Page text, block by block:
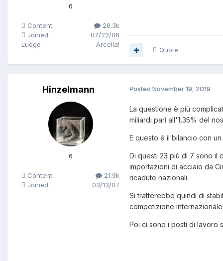
6
Content:
26.3k
Joined:
07/22/06
Luogo
Arcella!
Quote
Hinzelmann
6
Content:
21.9k
Joined:
03/13/07
Posted November 19, 2019
La questione è più
miliardi pari all'1,35% del
E questo è il bilancio con
Di questi 23 più di 7 sono il
importazioni di acciaio da
ricadute nazionali.
Si tratterebbe quindi di
competizione internazionale
Poi ci sono i posti di lavoro